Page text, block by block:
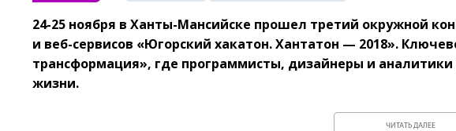
24-25 ноября в Ханты-Мансийске прошел третий окружной
и веб-сервисов «Югорский хакатон. Хантатон — 2018».
трансформация», где программисты, дизайнеры и
жизни.
ЧИТАТЬ ДАЛЕЕ